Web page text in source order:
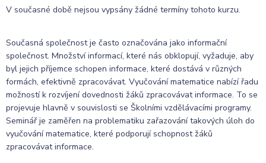
V současné době nejsou vypsány žádné termíny tohoto kurzu.
Současná společnost je často označována jako informační
společnost. Množství informací, které nás obklopují, vyžaduje, aby
byl jejich příjemce schopen informace, které dostává v různých
formách, efektivně zpracovávat. Vyučování matematice nabízí řadu
možností k rozvíjení dovednosti žáků zpracovávat informace. To se
projevuje hlavně v souvislosti se Školními vzdělávacími programy.
Seminář je zaměřen na problematiku zařazování takových úloh do
vyučování matematice, které podporují schopnost žáků
zpracovávat informace.